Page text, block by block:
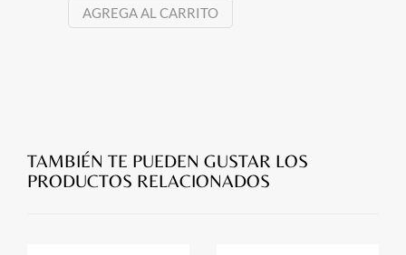
AGREGA AL CARRITO
TAMBIÉN TE PUEDEN GUSTAR LOS
PRODUCTOS RELACIONADOS